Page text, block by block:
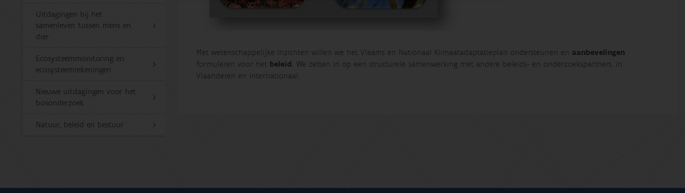
Uitdagingen bij het
samenleven tussen mens en
dier
Ecosysteemmonitoring en
ecosysteemrekeningen
Nieuwe uitdagingen voor het
bosonderzoek
Natuur, beleid en bestuur
Met wetenschappelijke inzichten willen we het Vlaams en Nationaal Klimaatadaptatieplan ondersteunen en aanbevelingen
formuleren voor het beleid. We zetten in op een structurele samenwerking met andere beleids- en onderzoekspartners, in
Vlaanderen en internationaal.